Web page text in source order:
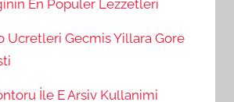
En Populer Lezzetleri
Ucretleri Gecmis Yillara Gore
İle E Arsiv Kullanimi